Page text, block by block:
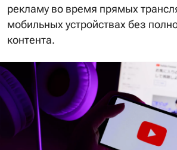
рекламу во время прямых
мобильных устройствах без
контента.